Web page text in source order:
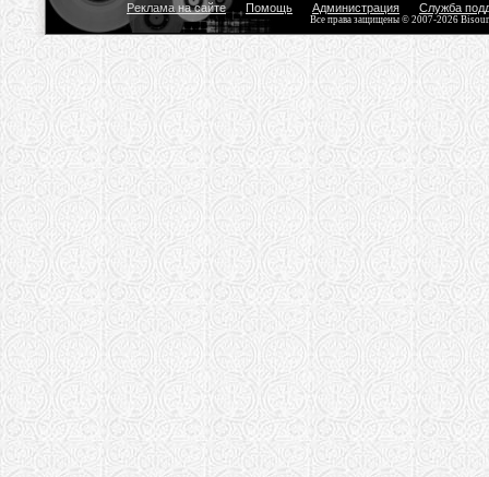
Реклама на сайте Помощь Администрация Служба
Все права защищены © 2007-2026